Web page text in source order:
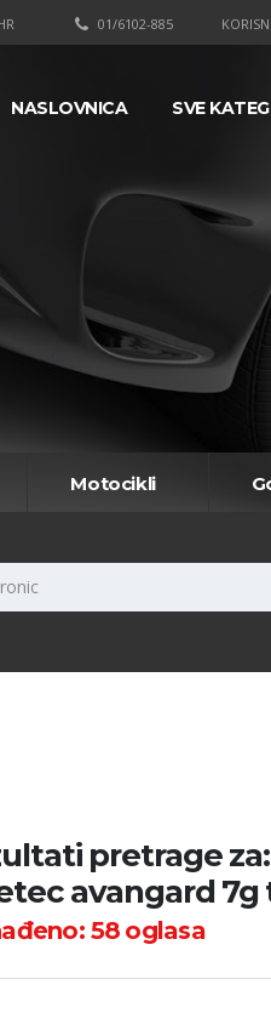
01/6102-885
NASLOVNICA SVE
Motocikli
pretrage
avangard 7g
58oglasa